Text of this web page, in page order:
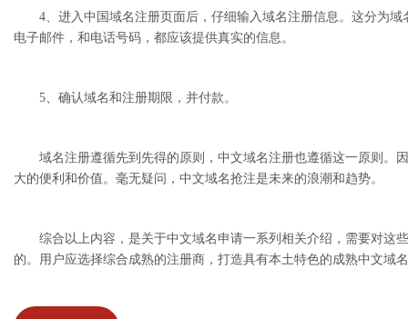
4、进入中国域名注册页面后，仔细输入域名注册信息。这分为域
电子邮件，和电话号码，都应该提供真实的信息。
5、确认域名和注册期限，并付款。
域名注册遵循先到先得的原则，中文域名注册也遵循这一原则。
大的便利和价值。毫无疑问，中文域名抢注是未来的浪潮和趋势。
综合以上内容，是关于中文域名申请一系列相关介绍，需要对这
的。用户应选择综合成熟的注册商，打造具有本土特色的成熟中文域